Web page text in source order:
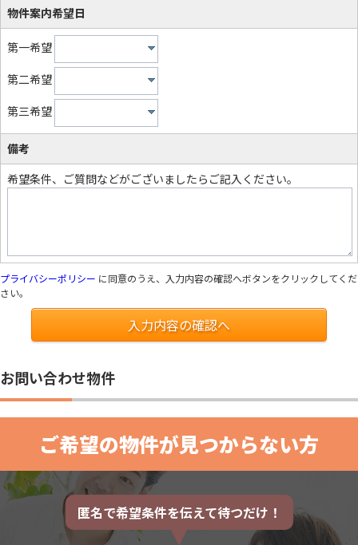
物件案内希望日
第一希望
第二希望
第三希望
備考
希望条件、ご質問などがございましたらご記入ください。
プライバシーポリシー に同意のうえ、入力内容の確認へボタンをクリックしてくだ
さい。
入力内容の確認へ
お問い合わせ物件
ご希望の物件が見つからない方
匿名で希望条件を伝えて待つだけ！